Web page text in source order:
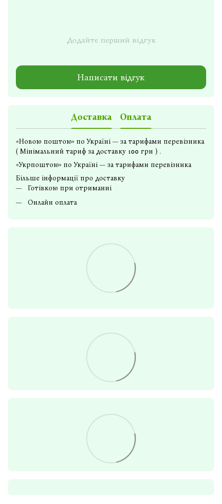
Додайте перший відгук
Написати відгук
Доставка Оплата
«Новою поштою» по Україні — за тарифами перевізника
( Мінімальний тариф за доставку 100 грн ) .
«Укрпоштою» по Україні — за тарифами перевізника
Більше інформації про доставку
Готівкою при отриманні
Онлайн оплата